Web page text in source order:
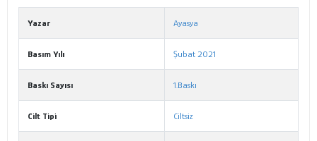
Yazar Ayasya
Basım Yılı Şubat 2021
Baskı Sayısı 1.Baskı
Cilt Tipi Ciltsiz